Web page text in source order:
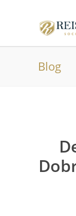
Blog